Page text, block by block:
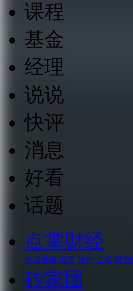
课程
基金
经理
说说
快评
消息
好看
话题
点掌财经
股票直播 回看 预告 点播 股市
砖家团